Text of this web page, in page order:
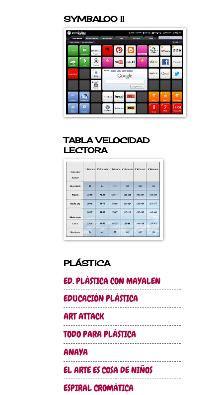
SYMBALOO II
TABLA VELOCIDAD
LECTORA
PLÁSTICA
ED. PLÁSTICA CON MAYALEN
EDUCACIÓN PLÁSTICA
ART ATTACK
TODO PARA PLÁSTICA
ANAYA
EL ARTE ES COSA DE NIÑOS
ESPIRAL CROMÁTICA